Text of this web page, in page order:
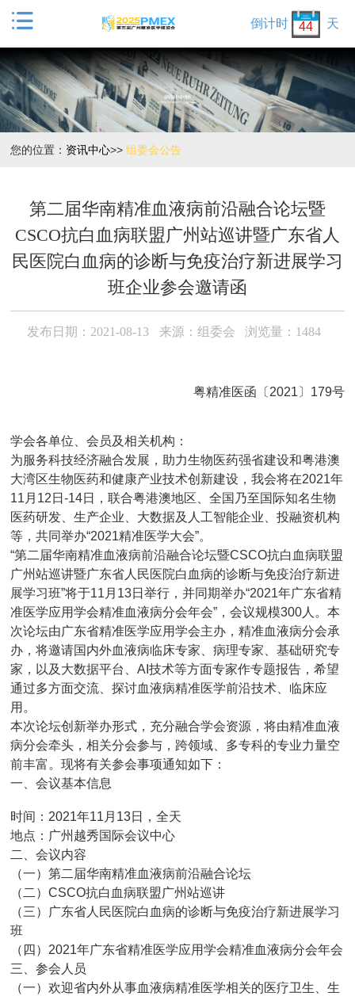
 倒计时 44 天
您的位置： 资讯中心>>组委会公告
第二届华南精准血液病前沿融合论坛暨
CSCO抗白血病联盟广州站巡讲暨广东省人
民医院白血病的诊断与免疫治疗新进展学习
班企业参会邀请函
发布日期：2021-08-13 来源：组委会 浏览量：1484
粤精准医函〔2021〕179号
学会各单位、会员及相关机构：
为服务科技经济融合发展，助力生物医药强省建设和粤港澳
大湾区生物医药和健康产业技术创新建设，我会将在2021年
11月12日-14日，联合粤港澳地区、全国乃至国际知名生物
医药研发、生产企业、大数据及人工智能企业、投融资机构
等，共同举办“2021精准医学大会”。
“第二届华南精准血液病前沿融合论坛暨CSCO抗白血病联盟
广州站巡讲暨广东省人民医院白血病的诊断与免疫治疗新进
展学习班”将于11月13日举行，并同期举办“2021年广东省精
准医学应用学会精准血液病分会年会”，会议规模300人。本
次论坛由广东省精准医学应用学会主办，精准血液病分会承
办，将邀请国内外血液病临床专家、病理专家、基础研究专
家，以及大数据平台、AI技术等方面专家作专题报告，希望
通过多方面交流、探讨血液病精准医学前沿技术、临床应
用。
本次论坛创新举办形式，充分融合学会资源，将由精准血液
病分会牵头，相关分会参与，跨领域、多专科的专业力量空
前丰富。现将有关参会事项通知如下：
一、会议基本信息
时间：2021年11月13日，全天
地点：广州越秀国际会议中心
二、会议内容
（一）第二届华南精准血液病前沿融合论坛
（二）CSCO抗白血病联盟广州站巡讲
（三）广东省人民医院白血病的诊断与免疫治疗新进展学习
班
（四）2021年广东省精准医学应用学会精准血液病分会年会
三、参会人员
（一）欢迎省内外从事血液病精准医学相关的医疗卫生、生